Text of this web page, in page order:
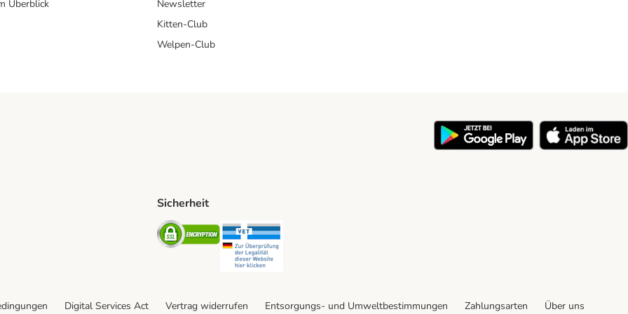
Überblick
Newsletter
Kitten-Club
Welpen-Club
Post Shipping Method
Sicherheit
Security
Digital Services Act Vertrag widerrufen Entsorgungs- und Umweltbestimmungen Zahlungsarten Über uns